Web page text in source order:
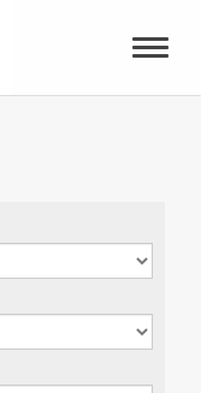
Toggle